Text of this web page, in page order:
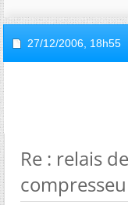
27/12/2006, 18h55
Re : relais